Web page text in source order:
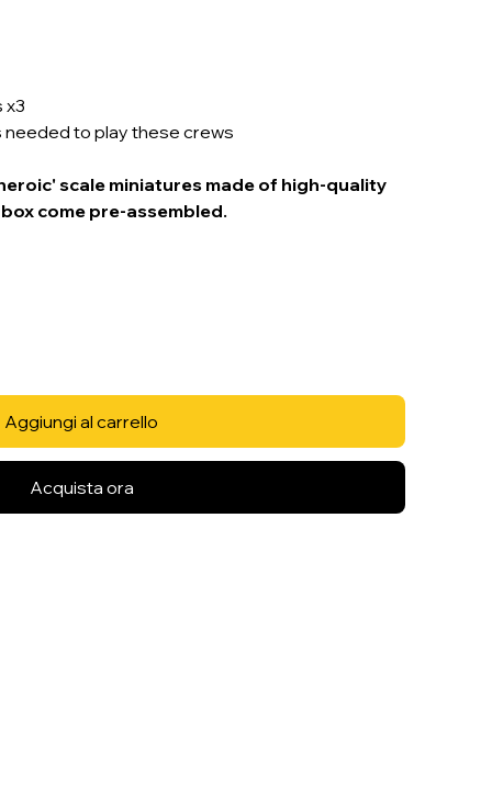
x3
to play these crews
scale miniatures made of high-quality
come pre-assembled.
Aggiungi al carrello
Acquista ora